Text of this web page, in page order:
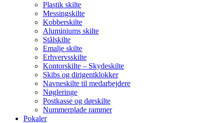
Plastik skilte
Messingskilte
Kobberskilte
Aluminiums skilte
Stålskilte
Emalje skilte
Erhvervsskilte
Kontorskilte – Skydeskilte
Skibs og dirigentklokker
Navneskilte til medarbejdere
Nøgleringe
Postkasse og dørskilte
Nummerplade rammer
Pokaler